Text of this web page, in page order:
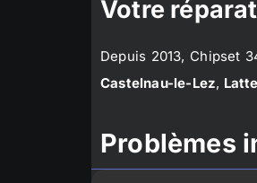
Votre
Depuis 2013, Chipset
Castelnau-le-Lez,
Problèmes